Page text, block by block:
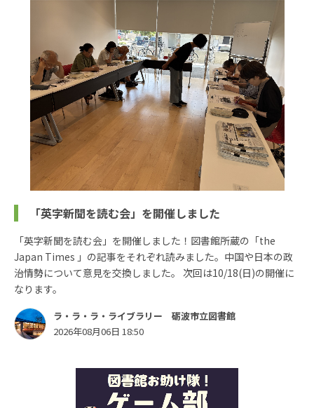
「英字新聞を読む会」を開催しました
「英字新聞を読む会」を開催しました！図書館所蔵の「the
Japan Times 」の記事をそれぞれ読みました。中国や日本の政
治情勢について意見を交換しました。 次回は10/18(日)の開催に
なります。
ラ・ラ・ラ・ライブラリー 砺波市立図書館
2026年08月06日 18:50